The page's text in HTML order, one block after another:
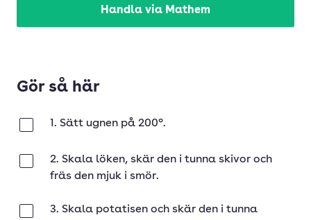
Handla via Mathem
Gör så här
1. Sätt ugnen på 200°.
2. Skala löken, skär den i tunna skivor och
fräs den mjuk i smör.
3. Skala potatisen och skär den i tunna